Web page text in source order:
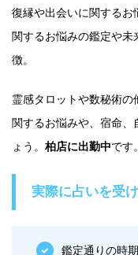
復縁や出会いに関するお
関するお悩みの鑑定や
徴。
霊感タロットや数秘術の
関するお悩みや、宿命、
ょう。 柏店に出勤中です。
実際に占いを受
鑑定通りの時